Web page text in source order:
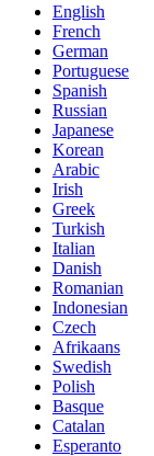
English
French
German
Portuguese
Spanish
Russian
Japanese
Korean
Arabic
Irish
Greek
Turkish
Italian
Danish
Romanian
Indonesian
Czech
Afrikaans
Swedish
Polish
Basque
Catalan
Esperanto